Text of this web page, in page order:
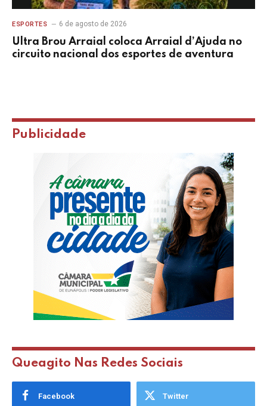
ESPORTES 6 de agosto de 2026
Ultra Brou Arraial coloca Arraial d’Ajuda no
circuito nacional dos esportes de aventura
Publicidade
Queagito Nas Redes Sociais
Facebook Twitter